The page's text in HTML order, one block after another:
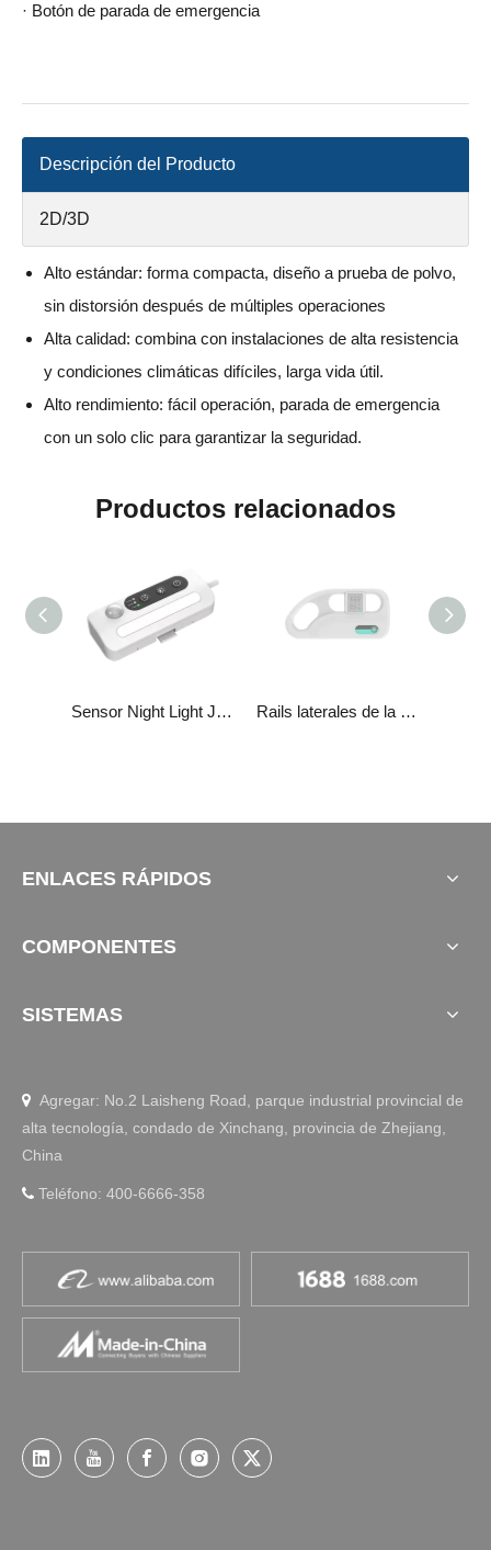
· Botón de parada de emergencia
Descripción del Producto
2D/3D
Alto estándar: forma compacta, diseño a prueba de polvo,
sin distorsión después de múltiples operaciones
Alta calidad: combina con instalaciones de alta resistencia
y condiciones climáticas difíciles, larga vida útil.
Alto rendimiento: fácil operación, parada de emergencia
con un solo clic para garantizar la seguridad.
Productos relacionados
Sensor Night Light JCP35E3 Rails laterales de la cama JCP35H11
ENLACES RÁPIDOS
COMPONENTES
SISTEMAS
 Agregar: No.2 Laisheng Road, parque industrial provincial de
alta tecnología, condado de Xinchang, provincia de Zhejiang,
China
 Teléfono: 400-6666-358